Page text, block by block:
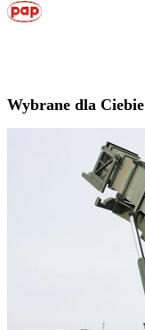
Wybrane dla Ciebie